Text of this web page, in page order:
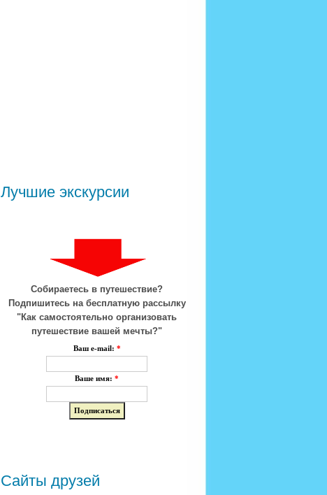
Лучшие экскурсии
Собираетесь в путешествие?
Подпишитесь на бесплатную рассылку
"Как самостоятельно организовать
путешествие вашей мечты?"
Ваш e-mail: *
Ваше имя: *
Сайты друзей